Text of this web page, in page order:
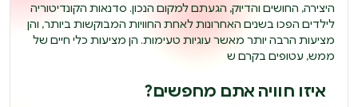
היצירה, החושים והדיוק, הגעתם למקום הנכון. סדנאות הקונדיטוריה
לילדים הפכו בשנים האחרונות לאחת החוויות המבוקשות ביותר, והן
מציעות הרבה יותר מאשר עוגיות טעימות. הן מציעות כלי חיים של
ממש, עטופים בקרם ש
איזו חוויה אתם מחפשים?